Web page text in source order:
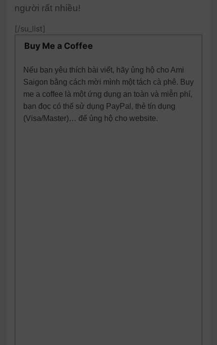
người rất nhiều!
[/su_list]
Buy Me a Coffee
Nếu bạn yêu thích bài viết, hãy ủng hộ cho Ami
Saigon bằng cách mời mình một tách cà phê. Buy
me a coffee là một ứng dụng an toàn và miễn phí,
bạn đọc có thể sử dụng PayPal, thẻ tín dụng
(Visa/Master)… để ủng hộ cho website.